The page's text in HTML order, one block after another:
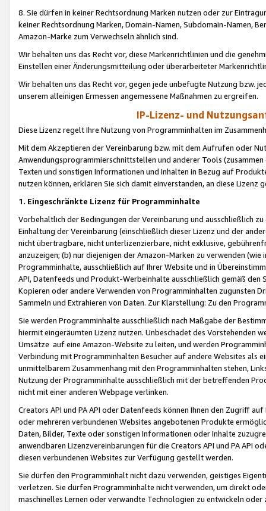
8. Sie dürfen in keiner Rechtsordnung Marken nutzen oder zur
keiner Rechtsordnung Marken, Domain-Namen, Subdomain-Namen,
Amazon-Marke zum Verwechseln ähnlich sind.
Wir behalten uns das Recht vor, diese Markenrichtlinien und die
Einstellen einer Änderungsmitteilung oder überarbeiteter
Wir behalten uns das Recht vor, gegen jede unbefugte Nutzung bzw.
unserem alleinigen Ermessen angemessene Maßnahmen zu ergreifen.
IP-Lizenz- und
Diese Lizenz regelt Ihre Nutzung von Programminhalten im
Mit dem Akzeptieren der Vereinbarung bzw. mit dem Aufrufen oder
Anwendungsprogrammierschnittstellen und anderer Tools (zusammen
Texten und sonstigen Informationen und Inhalten in Bezug auf
nutzen können, erklären Sie sich damit einverstanden, an diese Lizenz
1. Eingeschränkte Lizenz für Programminhalte
Vorbehaltlich der Bedingungen der Vereinbarung und ausschließlich
Einhaltung der Vereinbarung (einschließlich dieser Lizenz und der
nicht übertragbare, nicht unterlizenzierbare, nicht exklusive,
anzuzeigen; (b) nur diejenigen der Amazon-Marken zu verwenden
Programminhalte, ausschließlich auf Ihrer Website und in
API, Datenfeeds und Produkt-Werbeinhalte ausschließlich gemäß
Kopieren oder andere Verwenden von Programminhalten zugunsten
Sammeln und Extrahieren von Daten. Zur Klarstellung: Zu den
Sie werden Programminhalte ausschließlich nach Maßgabe der
hiermit eingeräumten Lizenz nutzen. Unbeschadet des Vorstehenden
Umsätze auf eine Amazon-Website zu leiten, und werden
Verbindung mit Programminhalten Besucher auf andere Websites als
unmittelbarem Zusammenhang mit den Programminhalten stehen,
Nutzung der Programminhalte ausschließlich mit der betreffenden
nicht mit einer anderen Webpage verlinken.
Creators API und PA API oder Datenfeeds können Ihnen den Zugriff
oder mehreren verbundenen Websites angebotenen Produkte
Daten, Bilder, Texte oder sonstigen Informationen oder Inhalte
anwendbaren Lizenzvereinbarungen für die Creators API und PA API
diesen verbundenen Websites zur Verfügung gestellt werden.
Sie dürfen den Programminhalt nicht dazu verwenden, geistiges
verletzen. Sie dürfen Programminhalte nicht verwenden, um direkt
maschinelles Lernen oder verwandte Technologien zu entwickeln